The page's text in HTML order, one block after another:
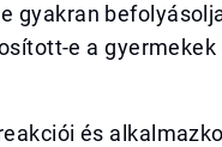
gyakran
e a gyermekek
és